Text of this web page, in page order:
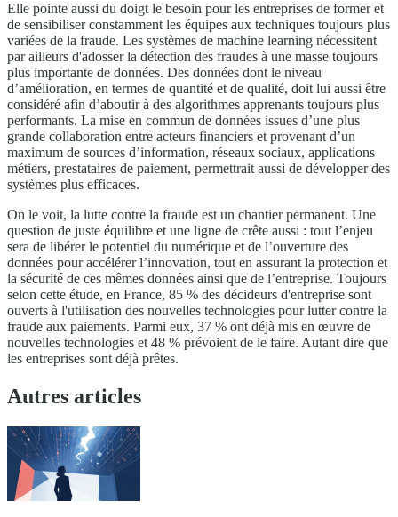
Elle pointe aussi du doigt le besoin pour les entreprises de former et
de sensibiliser constamment les équipes aux techniques toujours plus
variées de la fraude. Les systèmes de machine learning nécessitent
par ailleurs d'adosser la détection des fraudes à une masse toujours
plus importante de données. Des données dont le niveau
d’amélioration, en termes de quantité et de qualité, doit lui aussi être
considéré afin d’aboutir à des algorithmes apprenants toujours plus
performants. La mise en commun de données issues d’une plus
grande collaboration entre acteurs financiers et provenant d’un
maximum de sources d’information, réseaux sociaux, applications
métiers, prestataires de paiement, permettrait aussi de développer des
systèmes plus efficaces.
On le voit, la lutte contre la fraude est un chantier permanent. Une
question de juste équilibre et une ligne de crête aussi : tout l’enjeu
sera de libérer le potentiel du numérique et de l’ouverture des
données pour accélérer l’innovation, tout en assurant la protection et
la sécurité de ces mêmes données ainsi que de l’entreprise. Toujours
selon cette étude, en France, 85 % des décideurs d'entreprise sont
ouverts à l'utilisation des nouvelles technologies pour lutter contre la
fraude aux paiements. Parmi eux, 37 % ont déjà mis en œuvre de
nouvelles technologies et 48 % prévoient de le faire. Autant dire que
les entreprises sont déjà prêtes.
Autres articles